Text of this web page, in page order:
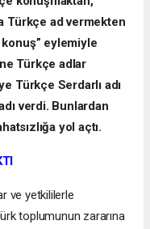
Türkçe ad vermekten
eylemiyle
Türkçe adlar
Türkçe Serdarlı adı
verdi. Bunlardan
yol açtı.
ve yetkililerle
toplumunun zararına